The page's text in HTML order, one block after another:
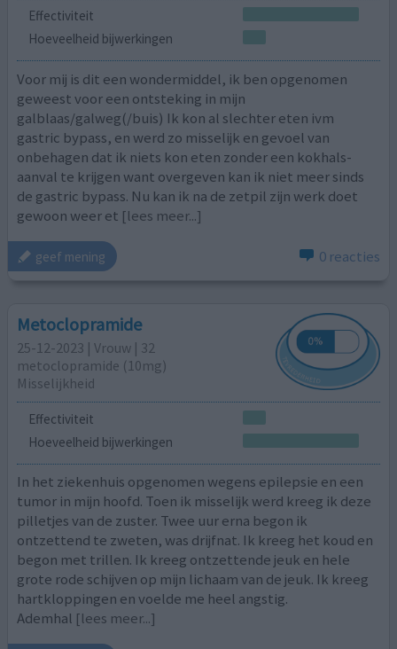
Effectiviteit
Hoeveelheid bijwerkingen
Voor mij is dit een wondermiddel, ik ben opgenomen
geweest voor een ontsteking in mijn
galblaas/galweg(/buis) Ik kon al slechter eten ivm
gastric bypass, en werd zo misselijk en gevoel van
onbehagen dat ik niets kon eten zonder een kokhals-
aanval te krijgen want overgeven kan ik niet meer sinds
de gastric bypass. Nu kan ik na de zetpil zijn werk doet
gewoon weer et [lees meer...]
geef mening 0 reacties
Metoclopramide
25-12-2023 | Vrouw | 32
metoclopramide (10mg)
Misselijkheid
Effectiviteit
Hoeveelheid bijwerkingen
In het ziekenhuis opgenomen wegens epilepsie en een
tumor in mijn hoofd. Toen ik misselijk werd kreeg ik deze
pilletjes van de zuster. Twee uur erna begon ik
ontzettend te zweten, was drijfnat. Ik kreeg het koud en
begon met trillen. Ik kreeg ontzettende jeuk en hele
grote rode schijven op mijn lichaam van de jeuk. Ik kreeg
hartkloppingen en voelde me heel angstig.
Ademhal [lees meer...]